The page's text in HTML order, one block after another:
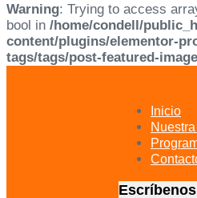
Warning: Trying to access
bool in /home/condell/
content/plugins/elementor-
tags/tags/post-featured-
Inicio
Escríbenos